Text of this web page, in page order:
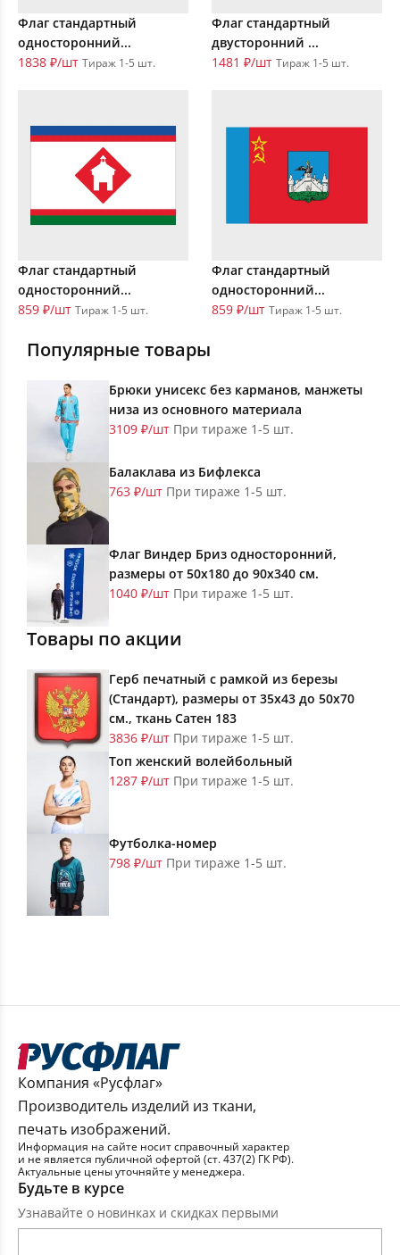
Флаг стандартный
односторонний...
1838 ₽/шт Тираж 1-5 шт.
Флаг стандартный
двусторонний ...
1481 ₽/шт Тираж 1-5 шт.
Флаг стандартный
односторонний...
859 ₽/шт Тираж 1-5 шт.
Флаг стандартный
односторонний...
859 ₽/шт Тираж 1-5 шт.
Популярные товары
Брюки унисекс без карманов, манжеты
низа из основного материала
3109 ₽/шт При тираже 1-5 шт.
Балаклава из Бифлекса
763 ₽/шт При тираже 1-5 шт.
Флаг Виндер Бриз односторонний,
размеры от 50х180 до 90х340 см.
1040 ₽/шт При тираже 1-5 шт.
Товары по акции
Герб печатный с рамкой из березы
(Стандарт), размеры от 35х43 до 50х70
см., ткань Сатен 183
3836 ₽/шт При тираже 1-5 шт.
Топ женский волейбольный
1287 ₽/шт При тираже 1-5 шт.
Футболка-номер
798 ₽/шт При тираже 1-5 шт.
Компания «Русфлаг»
Производитель изделий из ткани,
печать изображений.
Информация на сайте носит справочный характер
и не является публичной офертой (ст. 437(2) ГК РФ).
Актуальные цены уточняйте у менеджера.
Будьте в курсе
Узнавайте о новинках и скидках первыми